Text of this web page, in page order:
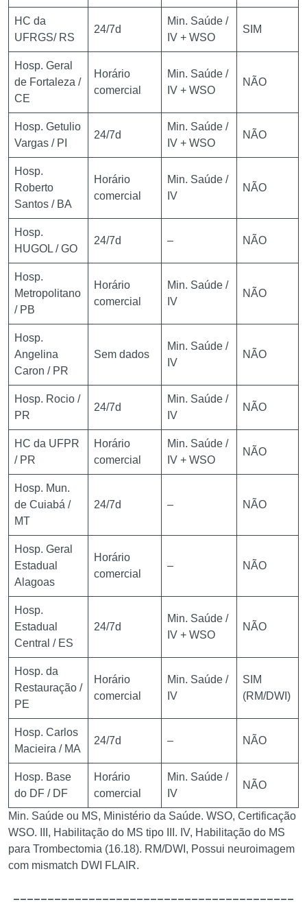
HC da
UFRGS/ RS
24/7d
Min. Saúde /
IV + WSO
SIM
Hosp. Geral
de Fortaleza /
CE
Horário
comercial
Min. Saúde /
IV + WSO
NÃO
Hosp. Getulio
Vargas / PI
24/7d
Min. Saúde /
IV + WSO
NÃO
Hosp.
Roberto
Santos / BA
Horário
comercial
Min. Saúde /
IV
NÃO
Hosp.
HUGOL / GO
24/7d – NÃO
Hosp.
Metropolitano
/ PB
Horário
comercial
Min. Saúde /
IV
NÃO
Hosp.
Angelina
Caron / PR
Sem dados
Min. Saúde /
IV
NÃO
Hosp. Rocio /
PR
24/7d
Min. Saúde /
IV
NÃO
HC da UFPR
/ PR
Horário
comercial
Min. Saúde /
IV + WSO
NÃO
Hosp. Mun.
de Cuiabá /
MT
24/7d – NÃO
Hosp. Geral
Estadual
Alagoas
Horário
comercial
– NÃO
Hosp.
Estadual
Central / ES
24/7d
Min. Saúde /
IV + WSO
NÃO
Hosp. da
Restauração /
PE
Horário
comercial
Min. Saúde /
IV
SIM
(RM/DWI)
Hosp. Carlos
Macieira / MA
24/7d – NÃO
Hosp. Base
do DF / DF
Horário
comercial
Min. Saúde /
IV
NÃO
Min. Saúde ou MS, Ministério da Saúde. WSO, Certificação
WSO. III, Habilitação do MS tipo III. IV, Habilitação do MS
para Trombectomia (16.18). RM/DWI, Possui neuroimagem
com mismatch DWI FLAIR.